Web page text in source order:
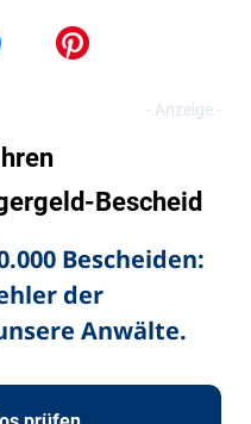
Bescheid
Bescheiden:
der
Anwälte.